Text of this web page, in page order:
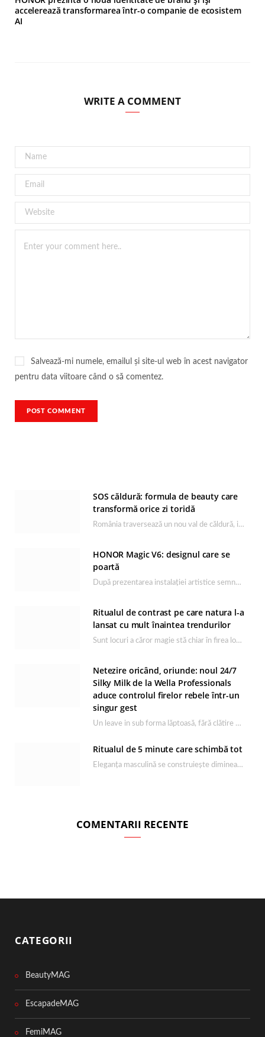
accelerează transformarea într-o companie de ecosistem
AI
WRITE A COMMENT
Salvează-mi numele, emailul și site-ul web în acest navigator
pentru data viitoare când o să comentez.
SOS căldură: formula de beauty care
transformă orice zi toridă
România traversează un nou val de căldură, iar rutina de îngrijire capătă un rol esențial…
HONOR Magic V6: designul care se
poartă
După prezentarea instalației artistice semnată de Catrinel Săbăciag în cadrul evenimentului de lansare HONOR Magic…
Ritualul de contrast pe care natura l-a
lansat cu mult înaintea trendurilor
Sunt locuri a căror magie stă chiar în firea lor naturală, iar Lacul Ursu din…
Netezire oricând, oriunde: noul 24/7
Silky Milk de la Wella Professionals
aduce controlul firelor rebele într-un
singur gest
Un leave in sub forma lăptoasă, fără clătire care completează rutina Ultimate Smooth și transformă…
Ritualul de 5 minute care schimbă tot
Eleganța masculină se construiește dimineața, în câteva minute și cu produsele potrivite. O rutină de…
COMENTARII RECENTE
CATEGORII
BeautyMAG
EscapadeMAG
FemiMAG